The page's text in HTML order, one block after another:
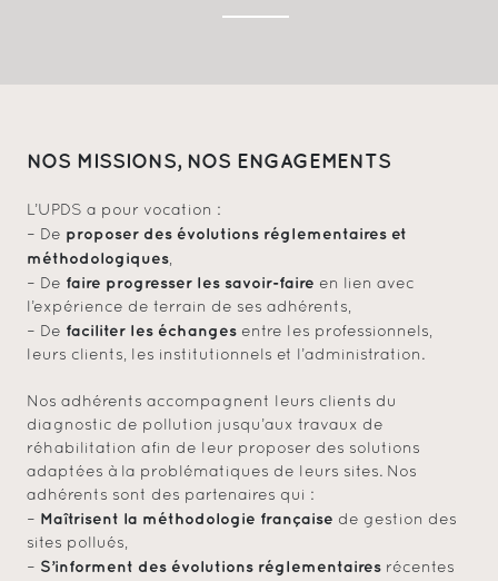
NOS MISSIONS, NOS ENGAGEMENTS
L’UPDS a pour vocation :
– De proposer des évolutions réglementaires et
méthodologiques,
– De faire progresser les savoir-faire en lien avec
l’expérience de terrain de ses adhérents,
– De faciliter les échanges entre les professionnels,
leurs clients, les institutionnels et l’administration.
Nos adhérents accompagnent leurs clients du
diagnostic de pollution jusqu’aux travaux de
réhabilitation afin de leur proposer des solutions
adaptées à la problématiques de leurs sites. Nos
adhérents sont des partenaires qui :
– Maîtrisent la méthodologie française de gestion des
sites pollués,
– S’informent des évolutions réglementaires récentes